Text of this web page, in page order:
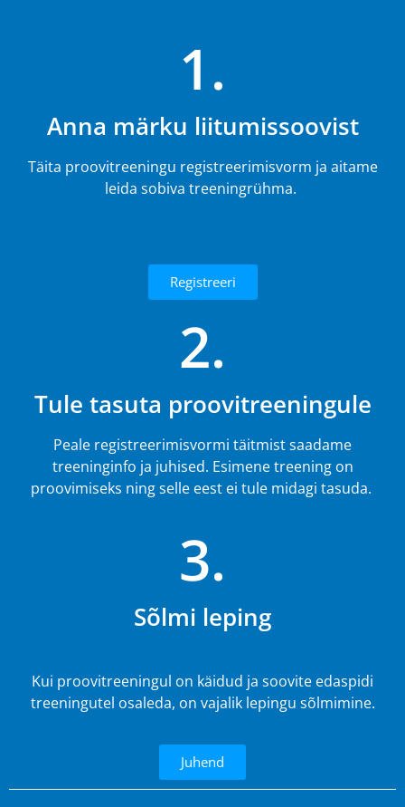
1.
Anna märku liitumissoovist
Täita proovitreeningu registreerimisvorm ja aitame
leida sobiva treeningrühma.
Registreeri
2.
Tule tasuta proovitreeningule
Peale registreerimisvormi täitmist saadame
treeninginfo ja juhised. Esimene treening on
proovimiseks ning selle eest ei tule midagi tasuda.
3.
Sõlmi leping
Kui proovitreeningul on käidud ja soovite edaspidi
treeningutel osaleda, on vajalik lepingu sõlmimine.
Juhend